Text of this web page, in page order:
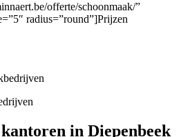
offerte/schoonmaak/”
radius=”round”]Prijzen
in Diepenbeek